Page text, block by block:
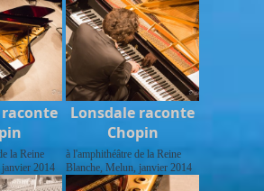
la Reine
2014
Lonsdale raconte
Chopin
à l'amphithéâtre de la Reine
Blanche, Melun, janvier 2014